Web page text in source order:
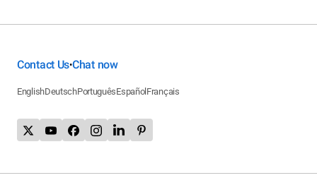
Contact Us•Chat now
EnglishDeutschPortuguêsEspañol Français